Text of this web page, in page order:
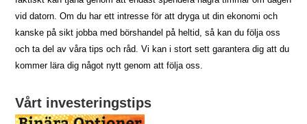
vid datorn. Om du har ett intresse för att dryga ut din ekonomi och
kanske på sikt jobba med börshandel på heltid, så kan du följa oss
och ta del av våra tips och råd. Vi kan i stort sett garantera dig att du
kommer lära dig något nytt genom att följa oss.
Vårt investeringstips